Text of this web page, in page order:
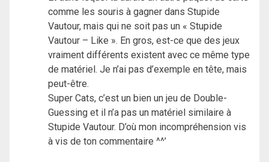
comme les souris à gagner dans Stupide
Vautour, mais qui ne soit pas un « Stupide
Vautour – Like ». En gros, est-ce que des jeux
vraiment différents existent avec ce même type
de matériel. Je n’ai pas d’exemple en tête, mais
peut-être.
Super Cats, c’est un bien un jeu de Double-
Guessing et il n’a pas un matériel similaire à
Stupide Vautour. D’où mon incompréhension vis
à vis de ton commentaire ^^’